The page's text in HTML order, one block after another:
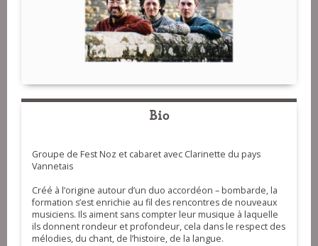
Bio
Groupe de Fest Noz et cabaret avec Clarinette du pays
Vannetais
Créé à l’origine autour d’un duo accordéon – bombarde, la
formation s’est enrichie au fil des rencontres de nouveaux
musiciens. Ils aiment sans compter leur musique à laquelle
ils donnent rondeur et profondeur, cela dans le respect des
mélodies, du chant, de l’histoire, de la langue.